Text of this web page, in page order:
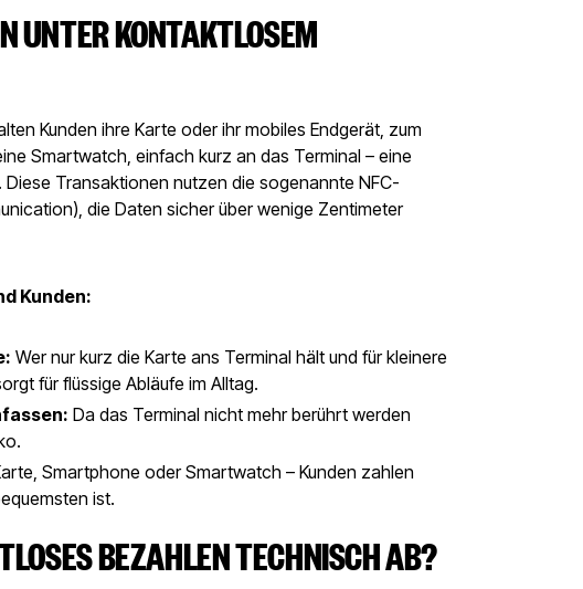
UNTER KONTAKTLOSEM
Kunden ihre Karte oder ihr mobiles Endgerät, zum
Smartwatch, einfach kurz an das Terminal – eine
Transaktionen nutzen die sogenannte NFC-
die Daten sicher über wenige Zentimeter
Kunden:
Wer nur kurz die Karte ans Terminal hält und für kleinere
für flüssige Abläufe im Alltag.
Da das Terminal nicht mehr berührt werden
Smartphone oder Smartwatch – Kunden zahlen
ist.
BEZAHLEN TECHNISCH AB?